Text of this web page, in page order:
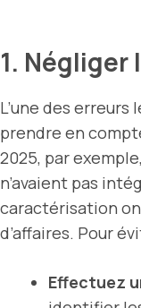
1. Négliger
L’une des
prendre en
2025, par
n’avaient pas
caractérisation
d’affaires. Pour
Effectuez